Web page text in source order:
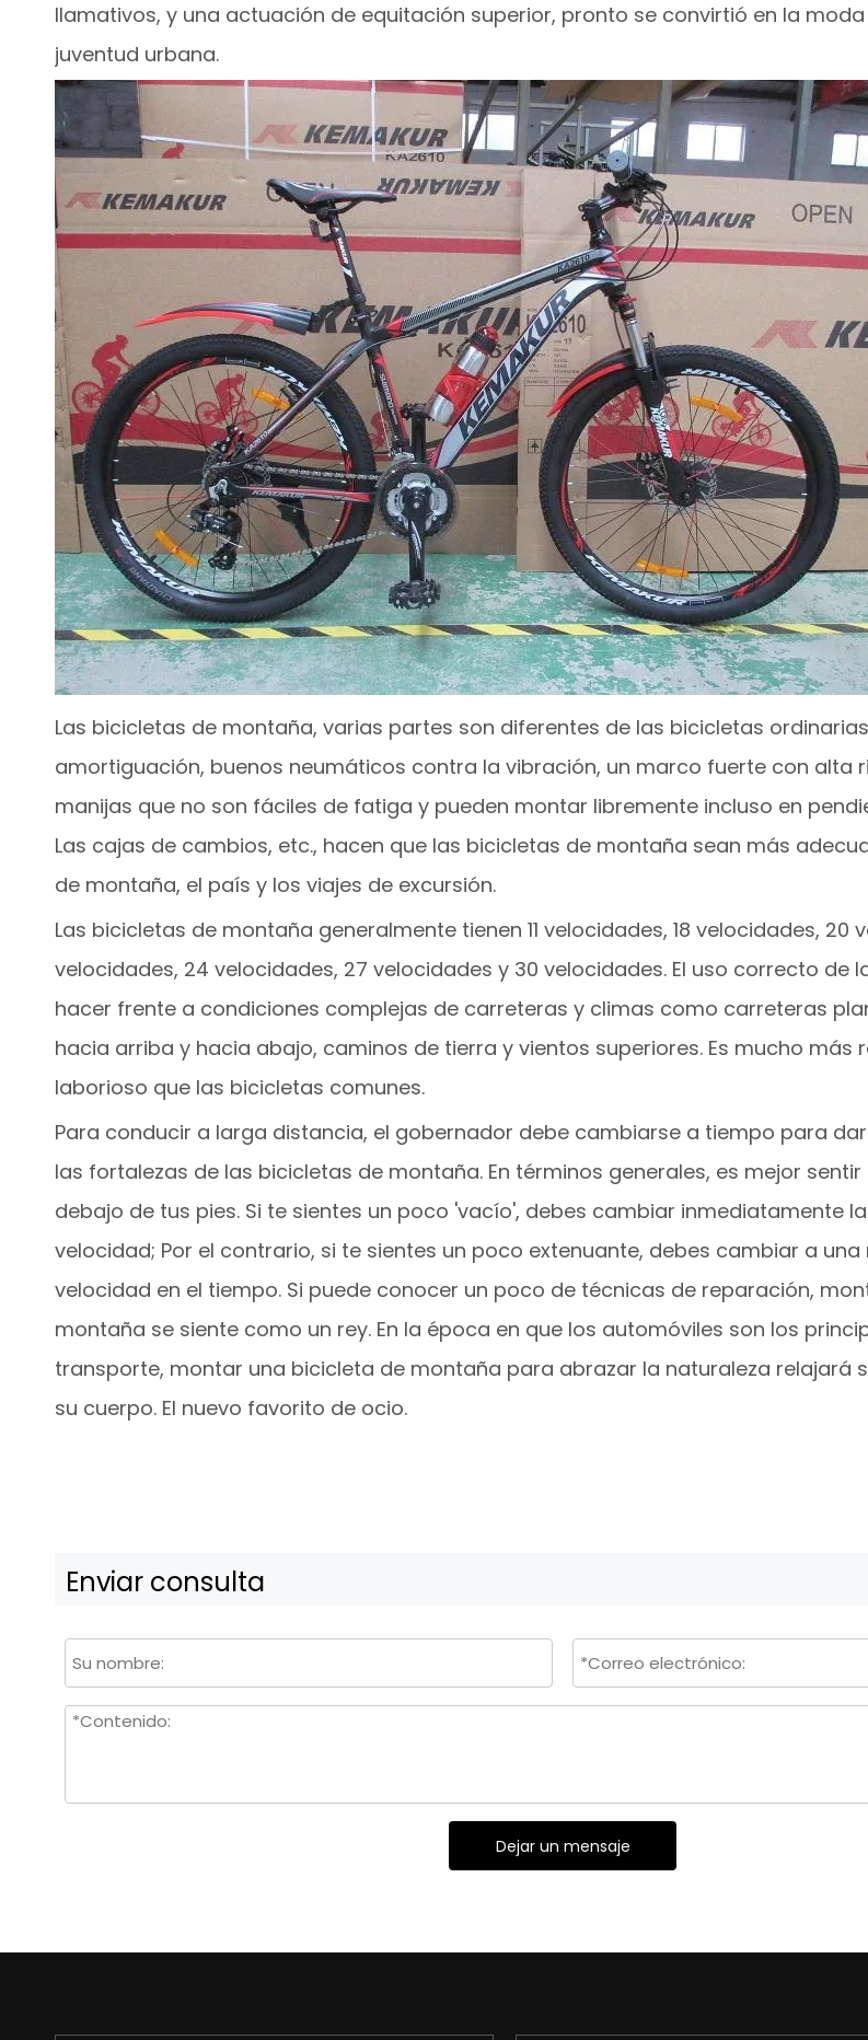
llamativos, y una actuación de equitación superior, pronto se convirtió en la
juventud urbana.
Las bicicletas de montaña, varias partes son diferentes de las bicicletas
amortiguación, buenos neumáticos contra la vibración, un marco fuerte con alta
manijas que no son fáciles de fatiga y pueden montar libremente incluso en
Las cajas de cambios, etc., hacen que las bicicletas de montaña sean más
de montaña, el país y los viajes de excursión.
Las bicicletas de montaña generalmente tienen 11 velocidades, 18 velocidades, 20
velocidades, 24 velocidades, 27 velocidades y 30 velocidades. El uso correcto de
hacer frente a condiciones complejas de carreteras y climas como carreteras
hacia arriba y hacia abajo, caminos de tierra y vientos superiores. Es mucho más
laborioso que las bicicletas comunes.
Para conducir a larga distancia, el gobernador debe cambiarse a tiempo para
las fortalezas de las bicicletas de montaña. En términos generales, es mejor
debajo de tus pies. Si te sientes un poco 'vacío', debes cambiar inmediatamente
velocidad; Por el contrario, si te sientes un poco extenuante, debes cambiar a
velocidad en el tiempo. Si puede conocer un poco de técnicas de reparación,
montaña se siente como un rey. En la época en que los automóviles son los
transporte, montar una bicicleta de montaña para abrazar la naturaleza relajará
su cuerpo. El nuevo favorito de ocio.
Enviar consulta
Dejar un mensaje